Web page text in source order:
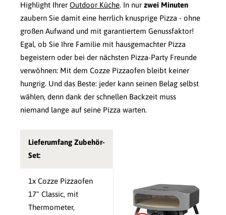
Highlight Ihrer Outdoor Küche. In nur zwei Minuten
zaubern Sie damit eine herrlich knusprige Pizza - ohne
großen Aufwand und mit garantiertem Genussfaktor!
Egal, ob Sie Ihre Familie mit hausgemachter Pizza
begeistern oder bei der nächsten Pizza-Party Freunde
verwöhnen: Mit dem Cozze Pizzaofen bleibt keiner
hungrig. Und das Beste: jeder kann seinen Belag selbst
wählen, denn dank der schnellen Backzeit muss
niemand lange auf seine Pizza warten.
Lieferumfang Zubehör-
Set:
1x Cozze Pizzaofen
17" Classic, mit
Thermometer,